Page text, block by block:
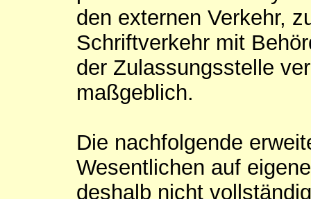
den externen Verkehr,
Schriftverkehr mit
der Zulassungsstelle
maßgeblich.
Die nachfolgende
Wesentlichen auf
deshalb nicht